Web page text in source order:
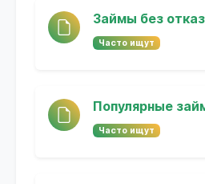
Займы без
Часто ищут
Популярные
Часто ищут